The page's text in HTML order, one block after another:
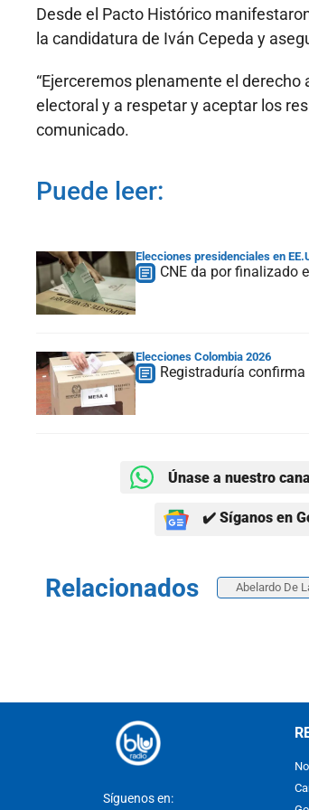
Desde el Pacto Histórico
la candidatura de Iván Cepeda y
“Ejerceremos plenamente el
electoral y a respetar y aceptar los
comunicado.
Puede leer:
Elecciones presidenciales en
CNE da por finalizado
Elecciones Colombia 2026
Registraduría
Únase a nuestro
✔️ Síganos en
Relacionados Abelardo De
Síguenos en: